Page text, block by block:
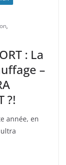
,
: La
–
?!
année, en